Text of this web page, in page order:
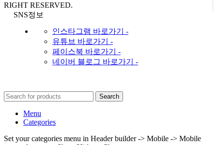
RIGHT RESERVED.
SNS정보
인스타그램 바로가기 -
유튜브 바로가기 -
페이스북 바로가기 -
네이버 블로그 바로가기 -
Search
Menu
Categories
Set your categories menu in Header builder -> Mobile -> Mobile